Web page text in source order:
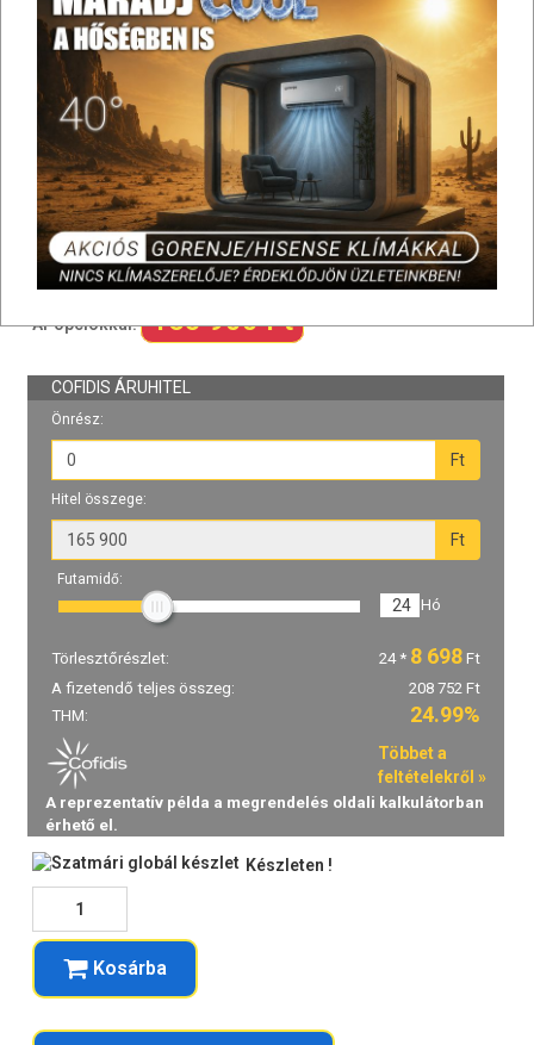
Menetes szár horganyzott M12/1000
Bojler rögzítőcsavar 12x145 mm
HL21 csöpögtető tölcsér DN32 víz- és
golyós bűzzárral
Styron STY-517-1 Bojler csepegtető,
kettős (golyós) bűzzárral, fehér
Mofém AHA gömbcsap BB 1/2"
Ár opciókkal: 165 900 Ft
Készleten !
Kosárba